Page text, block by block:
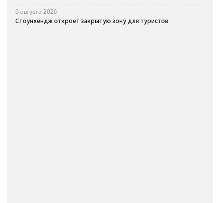
6 августа 2026
Стоунхендж откроет закрытую зону для туристов